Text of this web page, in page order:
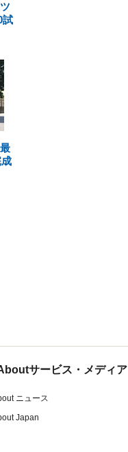
試
サービス・メディア
ニュース
Japan